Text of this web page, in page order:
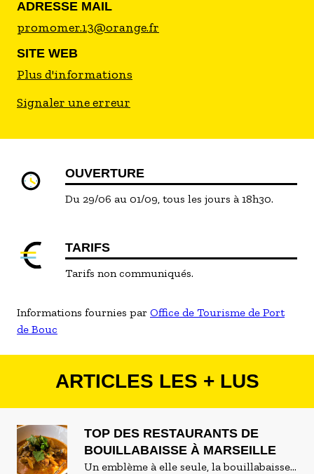
ADRESSE MAIL
promomer.13@orange.fr
SITE WEB
Plus d'informations
Signaler une erreur
OUVERTURE
Du 29/06 au 01/09, tous les jours à 18h30.
TARIFS
Tarifs non communiqués.
Informations fournies par Office de Tourisme de Port
de Bouc
ARTICLES LES + LUS
TOP DES RESTAURANTS DE
BOUILLABAISSE À MARSEILLE
Un emblème à elle seule, la bouillabaisse